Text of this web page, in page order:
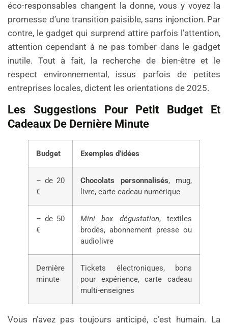
éco-responsables changent la donne, vous y voyez la
promesse d’une transition paisible, sans injonction. Par
contre, le gadget qui surprend attire parfois l’attention,
attention cependant à ne pas tomber dans le gadget
inutile. Tout à fait, la recherche de bien-être et le
respect environnemental, issus parfois de petites
entreprises locales, dictent les orientations de 2025.
Les Suggestions Pour Petit Budget Et
Cadeaux De Dernière Minute
Budget Exemples d’idées
– de 20
€
Chocolats personnalisés, mug,
livre, carte cadeau numérique
– de 50
€
Mini box dégustation, textiles
brodés, abonnement presse ou
audiolivre
Dernière
minute
Tickets électroniques, bons
pour expérience, carte cadeau
multi-enseignes
Vous n’avez pas toujours anticipé, c’est humain. La